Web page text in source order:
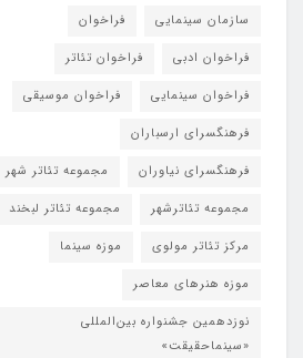
سازمان سینمایی
فراخوان
فراخوان ادبی
فراخوان تئاتر
فراخوان سینمایی
فراخوان موسیقی
فرهنگسرای ارسباران
فرهنگسرای نیاوران
مجموعه تئاتر شهر
مجموعه تئاترشهر
مجموعه تئاتر لبخند
مرکز تئاتر مولوی
موزه سینما
موزه هنرهای معاصر
نوزدهمین جشنواره بین‌المللی
«سینماحقیقت»